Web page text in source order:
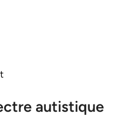
autistique